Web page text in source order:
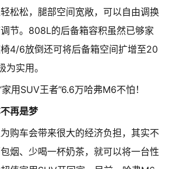
松松，腿部空间宽敞，可以自由调换
节。808L的后备箱容积虽然已够家
4/6放倒还可将后备箱空间扩增至20
实用。
再是梦
购车会带来很大的经济负担，其实不
烟、少喝一杯奶茶，就可以将一台性